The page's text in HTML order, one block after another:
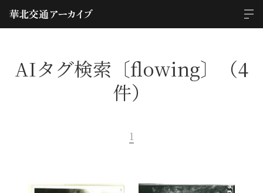
AIタグ検索〔flowing〕（4
件）
1